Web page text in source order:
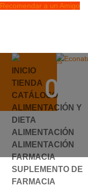
Recomendar a un Amigo
info@econaturis.es
Mi cuenta
Checkout
0 elementos
INICIO
TIENDA
CATÁLOGO
ALIMENTACIÓN Y
DIETA
ALIMENTACIÓN
ALIMENTACIÓN
FARMACIA
SUPLEMENTO DE
FARMACIA